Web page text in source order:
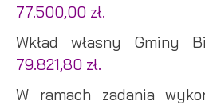
77.500,00 zł.
Wkład własny Gminy
79.821,80 zł.
W ramach zadania